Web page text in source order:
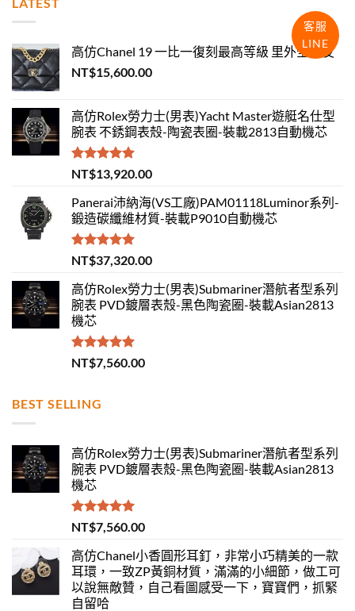
高仿Chanel 19 一比一復刻最高等級 里外全羊皮
NT$15,600.00
高仿Rolex勞力士(男表)Yacht Master遊艇名仕型
腕表 不銹鋼表殼-陶瓷表圈-裝載2813自動機芯
評分5.00
滿分 5
NT$13,920.00
Panerai沛納海(VS工廠)PAM01118Luminor系列-
鍛造碳纖維材質-裝載P9010自動機芯
評分5.00
滿分 5
NT$37,320.00
高仿Rolex勞力士(男表)Submariner潛航者型系列
腕表 PVD鍍層表殼-黑色陶瓷圈-裝載Asian2813
機芯
評分 5.00
滿分 5
NT$7,560.00
BEST SELLING
高仿Rolex勞力士(男表)Submariner潛航者型系列
腕表 PVD鍍層表殼-黑色陶瓷圈-裝載Asian2813
機芯
評分 5.00
滿分 5
NT$7,560.00
高仿Chanel小香圓形耳釘，非常小巧精美的一款
耳環，一致ZP黃銅材質，滿滿的小細節，做工可
以說無敵贊，自己看圖感受一下，寶寶們，抓緊
自留哈
客服
LINE